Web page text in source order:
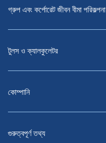
গ্রুপ এবং কর্পোরেট জীবন বীমা পরিকল্পনা
টুলস ও ক্যালকুলেটর
কোম্পানি
গুরুত্বপূর্ণ তথ্য